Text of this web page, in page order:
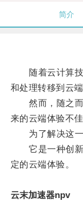
简介
随着云计算技
和处理转移到云端
然而，随之而
来的云端体验不佳
为了解决这一
它是一种创新
定的云端体验。
云末加速器npv